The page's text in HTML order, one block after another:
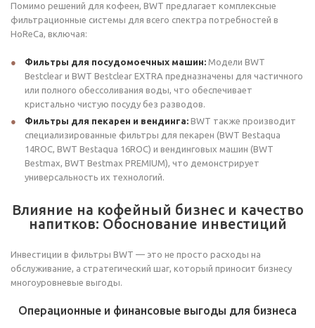
Помимо решений для кофеен, BWT предлагает комплексные
фильтрационные системы для всего спектра потребностей в
HoReCa, включая:
Фильтры для посудомоечных машин: Модели BWT
Bestclear и BWT Bestclear EXTRA предназначены для частичного
или полного обессоливания воды, что обеспечивает
кристально чистую посуду без разводов.
Фильтры для пекарен и вендинга: BWT также производит
специализированные фильтры для пекарен (BWT Bestaqua
14ROC, BWT Bestaqua 16ROC) и вендинговых машин (BWT
Bestmax, BWT Bestmax PREMIUM), что демонстрирует
универсальность их технологий.
Влияние на кофейный бизнес и качество
напитков: Обоснование инвестиций
Инвестиции в фильтры BWT — это не просто расходы на
обслуживание, а стратегический шаг, который приносит бизнесу
многоуровневые выгоды.
Операционные и финансовые выгоды для бизнеса